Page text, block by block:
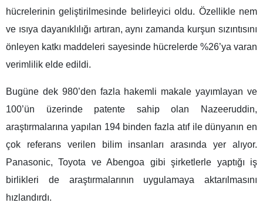
hücrelerinin geliştirilmesinde belirleyici oldu. Özellikle nem
ve ısıya dayanıklılığı artıran, aynı zamanda kurşun sızıntısını
önleyen katkı maddeleri sayesinde hücrelerde %26’ya varan
verimlilik elde edildi.
Bugüne dek 980’den fazla hakemli makale yayımlayan ve
100’ün üzerinde patente sahip olan Nazeeruddin,
araştırmalarına yapılan 194 binden fazla atıf ile dünyanın en
çok referans verilen bilim insanları arasında yer alıyor.
Panasonic, Toyota ve Abengoa gibi şirketlerle yaptığı iş
birlikleri de araştırmalarının uygulamaya aktarılmasını
hızlandırdı.